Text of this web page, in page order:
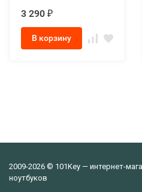
3 290 ₽
В корзину
2009-2026 © 101Key — интернет-
ноутбуков